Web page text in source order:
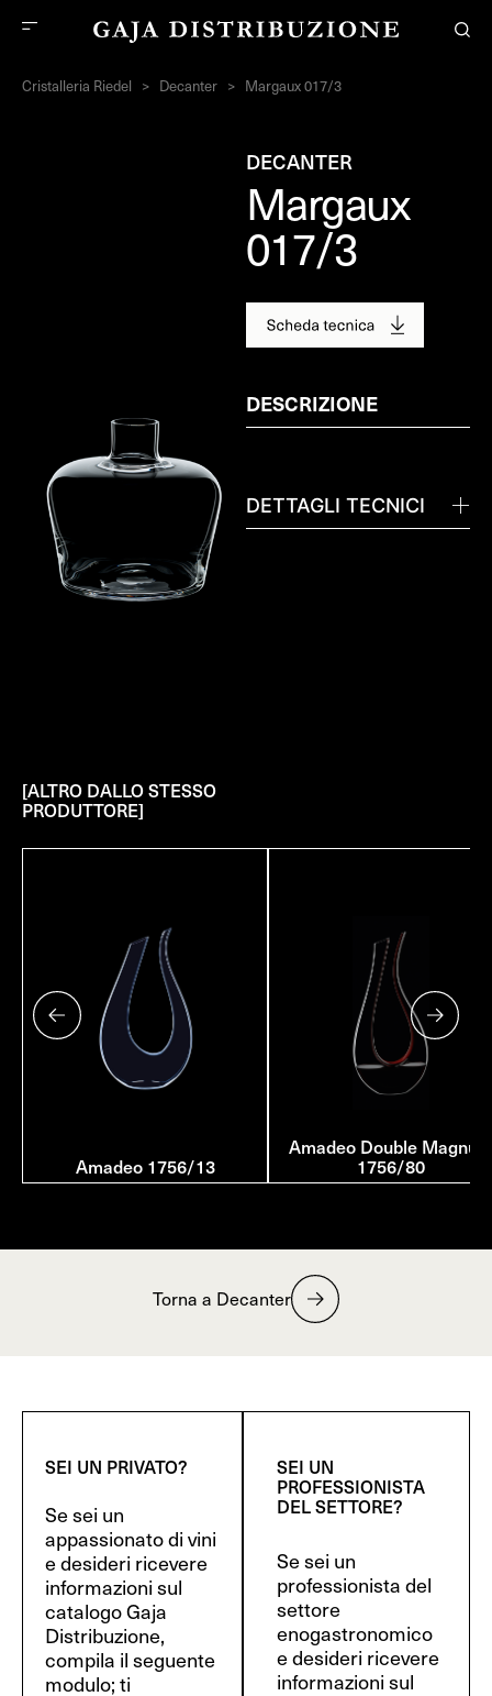
Cristalleria Riedel > Decanter > Margaux 017/3
DECANTER
Margaux
017/3
DESCRIZIONE
DETTAGLI TECNICI
[ALTRO DALLO STESSO
PRODUTTORE]
Amadeo 1756/13
Amadeo Double Magnum
1756/80
Torna a Decanter
SEI UN PRIVATO?
Se sei un
appassionato di vini
e desideri ricevere
informazioni sul
catalogo Gaja
Distribuzione,
compila il seguente
modulo; ti
SEI UN
PROFESSIONISTA
DEL SETTORE?
Se sei un
professionista del
settore
enogastronomico
e desideri ricevere
informazioni sul